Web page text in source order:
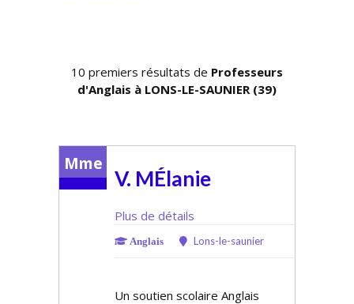
10 premiers résultats de Professeurs
d'Anglais à LONS-LE-SAUNIER (39)
Mme
V. MÉlanie
Plus de détails
Anglais Lons-le-saunier
Un soutien scolaire Anglais